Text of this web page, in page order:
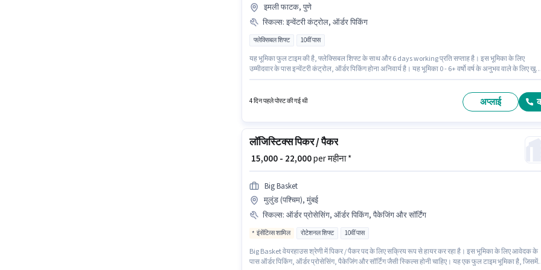
इमली फाटक, पुणे
स्किल्स: इन्वेंटरी कंट्रोल, ऑर्डर पिकिंग
फ्लेक्सिबल शिफ्ट 10वीं पास
यह भूमिका फुल टाइम की है, फ्लेक्सिबल शिफ्ट के साथ और 6 days working प्रति सप्ताह है। इस भूमिका के लिए
उम्मीदवार के पास इन्वेंटरी कंट्रोल, ऑर्डर पिकिंग होना अनिवार्य है। यह भूमिका 0 - 6+ वर्षो वर्ष के अनुभव वाले के लिए खुली
4 दिन पहले पोस्ट की गई थी अप्लाई
लॉजिस्टिक्स पिकर / पैकर
₹ 15,000 - 22,000per महीना *
Big Basket
मुलुंड (पश्चिम), मुंबई
स्किल्स: ऑर्डर प्रोसेसिंग, ऑर्डर पिकिंग, पैकेजिंग और सॉर्टिंग
इंसेंटिव्स शामिल रोटेशनल शिफ्ट 10वीं पास
Big Basket वेयरहाउस श्रेणी में पिकर / पैकर पद के लिए सक्रिय रूप से हायर कर रहा है। इस भूमिका के लिए आवेदक के
पास ऑर्डर पिकिंग, ऑर्डर प्रोसेसिंग, पैकेजिंग और सॉर्टिंग जैसी स्किल्स होनी चाहिए। यह एक फुल टाइम भूमिका है, जिसमें